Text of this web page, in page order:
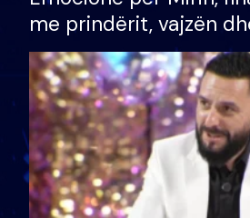
me prindërit, vajzën
bashkëshorten:
divorci apo jo?